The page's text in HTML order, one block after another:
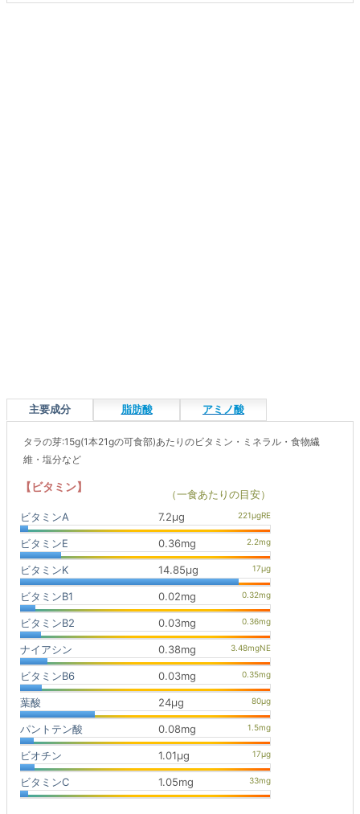
主要成分 脂肪酸 アミノ酸
タラの芽:15g(1本21gの可食部)あたりのビタミン・ミネラル・食物繊
維・塩分など
【ビタミン】
（一食あたりの目安）
ビタミンA
7.2μg
ビタミンE 0.36mg
ビタミンK 14.85μg
ビタミンB1 0.02mg
ビタミンB2 0.03mg
ナイアシン 0.38mg
ビタミンB6 0.03mg
葉酸 24μg
パントテン酸 0.08mg
ビオチン 1.01μg
ビタミンC 1.05mg